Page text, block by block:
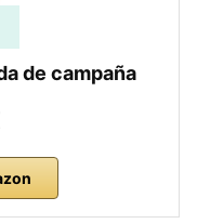
de campaña